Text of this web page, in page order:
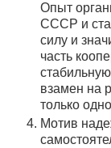
Опыт
СССР и
силу и
часть
взамен на
только
Мотив